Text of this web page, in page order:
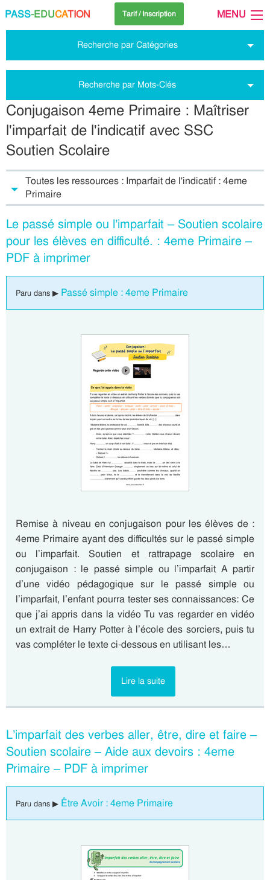
PASS-EDUCATION Tarif / Inscription MENU
Recherche par Catégories
Recherche par Mots-Clés
Conjugaison 4eme Primaire : Maîtriser
l'imparfait de l'indicatif avec SSC
Soutien Scolaire
Toutes les ressources : Imparfait de l'indicatif : 4eme
Primaire
Le passé simple ou l’imparfait – Soutien scolaire
pour les élèves en difficulté. : 4eme Primaire –
PDF à imprimer
Paru dans ▶ Passé simple : 4eme Primaire
Remise à niveau en conjugaison pour les élèves de :
4eme Primaire ayant des difficultés sur le passé simple
ou l’imparfait. Soutien et rattrapage scolaire en
conjugaison : le passé simple ou l’imparfait A partir
d’une vidéo pédagogique sur le passé simple ou
l’imparfait, l’enfant pourra tester ses connaissances: Ce
que j’ai appris dans la vidéo Tu vas regarder en vidéo
un extrait de Harry Potter à l’école des sorciers, puis tu
vas compléter le texte ci-dessous en utilisant les…
Lire la suite
L’imparfait des verbes aller, être, dire et faire –
Soutien scolaire – Aide aux devoirs : 4eme
Primaire – PDF à imprimer
Paru dans ▶ Être Avoir : 4eme Primaire